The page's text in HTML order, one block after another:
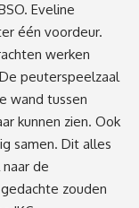
Eveline
één voordeur.
werken
peuterspeelzaal
wand tussen
kunnen zien. Ook
samen. Dit alles
de
zouden